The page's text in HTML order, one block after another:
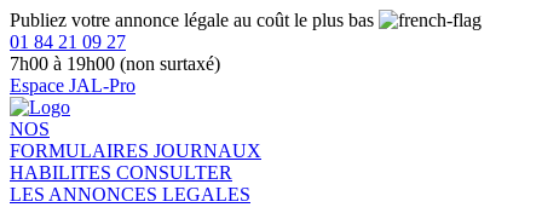
Publiez votre annonce légale au coût le plus bas
01 84 21 09 27
7h00 à 19h00 (non surtaxé)
Espace JAL-Pro
NOS
FORMULAIRES JOURNAUX
HABILITES CONSULTER
LES ANNONCES LEGALES